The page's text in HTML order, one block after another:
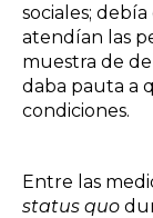
sociales;
atendían las
muestra de
daba pauta a
condiciones.
Entre las
status quo